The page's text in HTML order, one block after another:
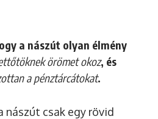
a nászút olyan élmény
örömet okoz, és
a pénztárcátokat.
nászút csak egy rövid